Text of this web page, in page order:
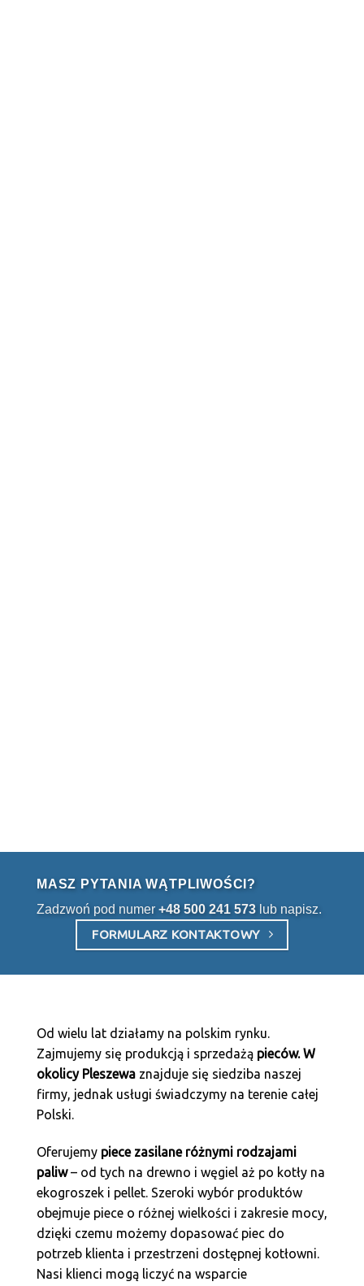
MASZ PYTANIA WĄTPLIWOŚCI?
Zadzwoń pod numer +48 500 241 573 lub napisz.
FORMULARZ KONTAKTOWY
Od wielu lat działamy na polskim rynku.
Zajmujemy się produkcją i sprzedażą pieców. W
okolicy Pleszewa znajduje się siedziba naszej
firmy, jednak usługi świadczymy na terenie całej
Polski.
Oferujemy piece zasilane różnymi rodzajami
paliw– od tych na drewno i węgiel aż po kotły na
ekogroszek i pellet. Szeroki wybór produktów
obejmuje piece o różnej wielkości i zakresie mocy,
dzięki czemu możemy dopasować piec do
potrzeb klienta i przestrzeni dostępnej kotłowni.
Nasi klienci mogą liczyć na wsparcie